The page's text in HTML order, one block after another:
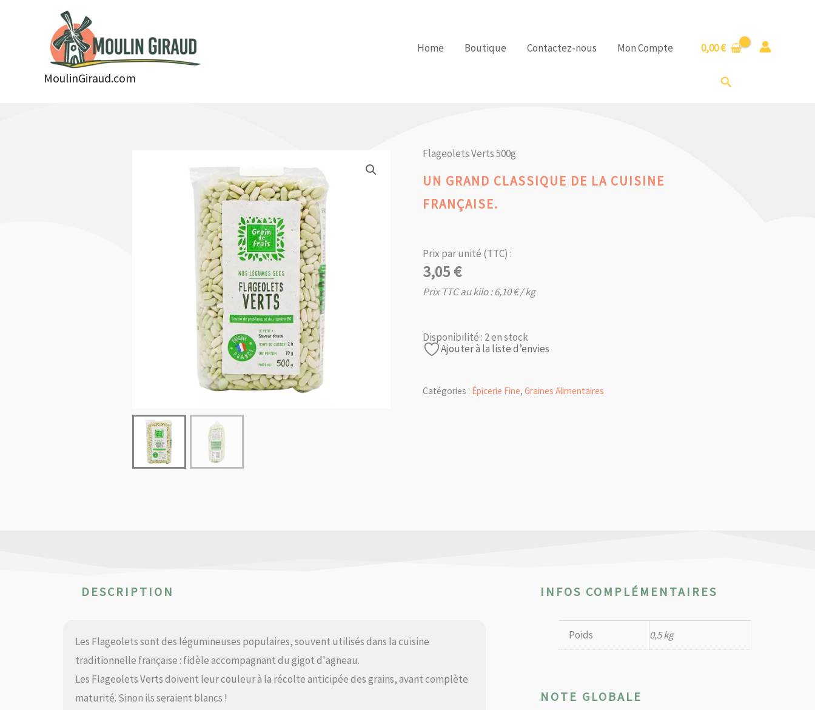
MoulinGiraud.com
Home Boutique Contactez-nous Mon Compte 0,00€
Rechercher
Flageolets Verts 500g
UN GRAND CLASSIQUE DE LA CUISINE
FRANÇAISE.
Prix par unité (TTC) :
3,05€
Prix TTC au kilo :6,10€/ kg
Disponibilité : 2 en stock
Ajouter à la liste d’envies
Catégories : Épicerie Fine,Graines Alimentaires
DESCRIPTION
Les Flageolets sont des légumineuses populaires, souvent utilisés dans la cuisine
traditionnelle française : fidèle accompagnant du gigot d'agneau.
Les Flageolets Verts doivent leur couleur à la récolte anticipée des grains, avant complète
maturité. Sinon ils seraient blancs !
INFOS COMPLÉMENTAIRES
Poids 0,5 kg
NOTE GLOBALE